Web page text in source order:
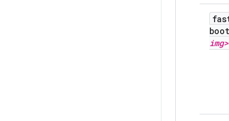
img>